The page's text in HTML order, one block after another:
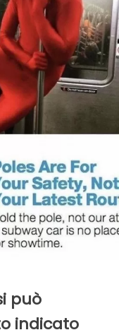
può
indicato